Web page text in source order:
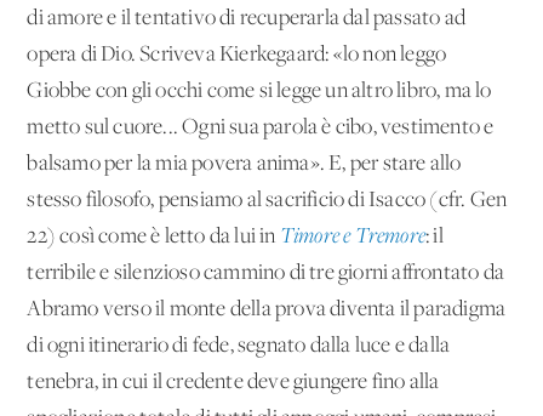
di amore e il tentativo di recuperarla dal passato ad
opera di Dio. Scriveva Kierkegaard: «lo non leggo
Giobbe con gli occhi come si legge un altro libro, ma lo
metto sul cuore... Ogni sua parola è cibo, vestimento e
balsamo per la mia povera anima». E, per stare allo
stesso filosofo, pensiamo al sacrificio di Isacco (cfr. Gen
22) così come è letto da lui in Timore e Tremore: il
terribile e silenzioso cammino di tre giorni affrontato da
Abramo verso il monte della prova diventa il paradigma
di ogni itinerario di fede, segnato dalla luce e dalla
tenebra, in cui il credente deve giungere fino alla